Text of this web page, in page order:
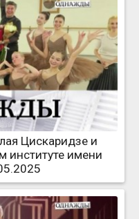
Цискаридзе и
институте имени